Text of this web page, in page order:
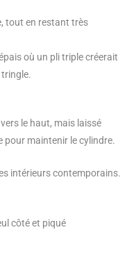
tout en restant très
où un pli triple créerait
le haut, mais laissé
pour maintenir le cylindre.
intérieurs contemporains.
côté et piqué